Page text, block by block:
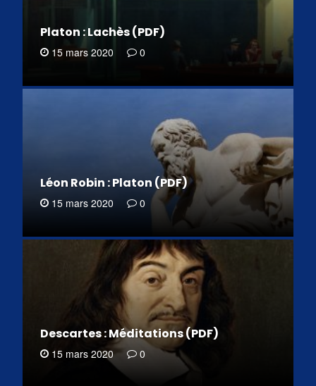
Platon : Lachès (PDF)
15 mars 2020 0
Léon Robin : Platon (PDF)
15 mars 2020 0
Descartes : Méditations (PDF)
15 mars 2020 0